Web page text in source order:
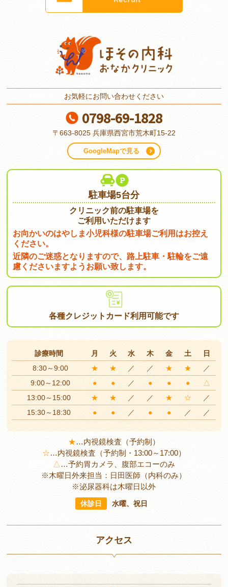
お気軽にお問い合わせください
0798-69-1828
〒663-8025 兵庫県西宮市荒木町15-22
GoogleMapで見る
駐車場5台分
クリニック前の駐車場を
ご利用いただけます
お向かいのはやしま小児科様の駐車場ご利用はお控え
ください。
近隣のご迷惑となりますので、路上駐車・駐輪をご遠
慮くださいますようお願い致します。
各種クレジットカード利用可能です
診療時間 月 火 水 木 金 土
日
8:30～9:00
★ ★ ／ ／ ★ ★
／
9:00～12:00
● ● ／ ● ● ●
△
13:00～15:00
★ ★ ／ ／ ★ ☆
／
15:30～18:30
● ● ／ ● ● ／ ／
★…内視鏡検査（予約制）
☆…内視鏡検査（予約制・13:00～17:00）
△ …予約胃カメラ、腹部エコーのみ
※木曜日外来担当：日田医師（内科のみ）
※泌尿器科は木曜日以外
休診日 水曜、祝日
アクセス